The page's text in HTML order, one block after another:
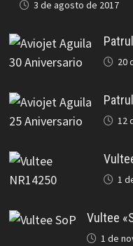
3 de agosto de 2017
20
12
1
Vultee
1 de